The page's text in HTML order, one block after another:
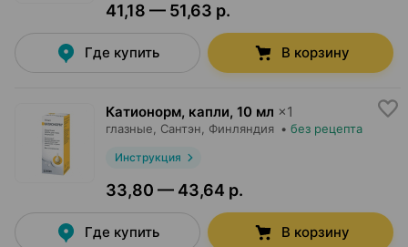
41,18 — 51,63 р.
Где купить В корзину
Катионорм, капли, 10 мл ×1
глазные, Сантэн , Финляндия • без рецепта
Инструкция
33,80 — 43,64 р.
Где купить В корзину